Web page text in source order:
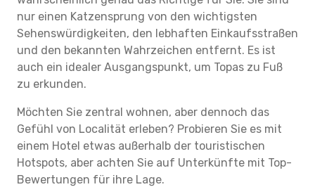
nur einen Katzensprung von den wichtigsten
Sehenswürdigkeiten, den lebhaften Einkaufsstraßen
und den bekannten Wahrzeichen entfernt. Es ist
auch ein idealer Ausgangspunkt, um Topas zu Fuß
zu erkunden.
Möchten Sie zentral wohnen, aber dennoch das
Gefühl von Localität erleben? Probieren Sie es mit
einem Hotel etwas außerhalb der touristischen
Hotspots, aber achten Sie auf Unterkünfte mit Top-
Bewertungen für ihre Lage.